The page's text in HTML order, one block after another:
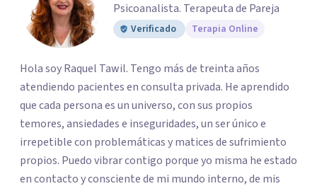
Psicoanalista. Terapeuta de Pareja
Verificado Terapia Online
Hola soy Raquel Tawil. Tengo más de treinta años
atendiendo pacientes en consulta privada. He aprendido
que cada persona es un universo, con sus propios
temores, ansiedades e inseguridades, un ser único e
irrepetible con problemáticas y matices de sufrimiento
propios. Puedo vibrar contigo porque yo misma he estado
en contacto y consciente de mi mundo interno, de mis